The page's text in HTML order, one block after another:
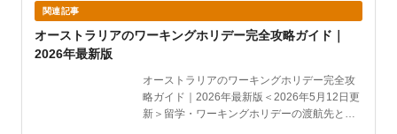
関連記事
オーストラリアのワーキングホリデー完全攻略ガイド｜
2026年最新版
オーストラリアのワーキングホリデー完全攻
略ガイド｜2026年最新版＜2026年5月12日更
新＞留学・ワーキングホリデーの渡航先とし